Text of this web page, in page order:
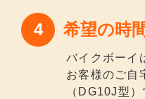
希望の時
バイクボーイ
お客様のご自
（DG10J型